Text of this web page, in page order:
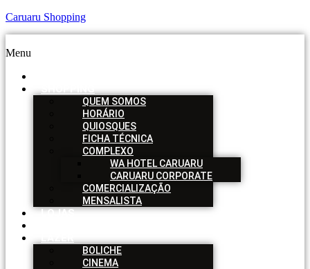
Caruaru Shopping
Menu
SHOPPING
QUEM SOMOS
HORÁRIO
QUIOSQUES
FICHA TÉCNICA
COMPLEXO
WA HOTEL CARUARU
CARUARU CORPORATE
COMERCIALIZAÇÃO
MENSALISTA
LOJAS
LAZER
BOLICHE
CINEMA